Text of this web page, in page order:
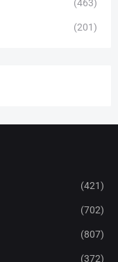
(463)
(201)
(421)
(702)
(807)
(372)